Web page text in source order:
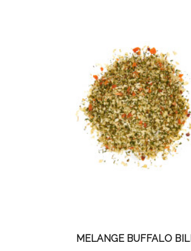
MELANGE BUFFALO